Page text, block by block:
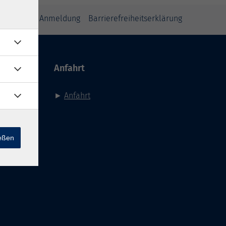
zur Anmeldung Barrierefreiheitserklärung
Anfahrt
► Anfahrt